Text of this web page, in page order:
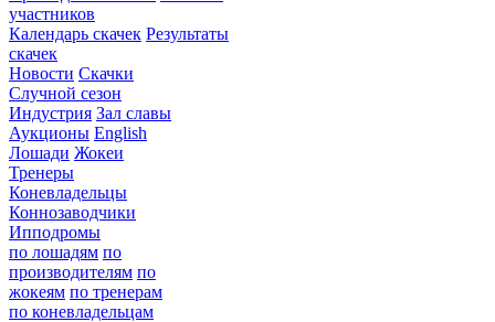
участников
Календарь скачек Результаты
скачек
Новости Скачки
Случной сезон
Индустрия Зал славы
Аукционы English
Лошади Жокеи
Тренеры
Коневладельцы
Коннозаводчики
Ипподромы
по лошадям по
производителям по
жокеям по тренерам
по коневладельцам